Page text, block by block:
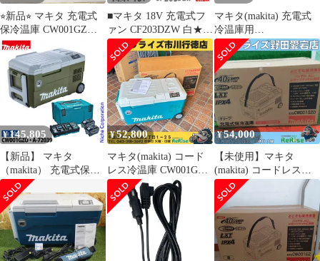
⭐︎新品⭐︎ マキタ 充電式
保冷温庫 CW001GZ青
40Vmax18V
■マキタ 18V 充電式フ
ァン CF203DZW 白★新
品 コードレス扇風機
マキタ(makita) 充電式
冷温庫用
CW180DZ/CW001GZ/C
W003GZ用 ACアダプタ
ー パワーコード付き
WL00000001
¥145,805
【新品】 マキタ
（makita） 充電式保冷
温庫 オリーブ＆パワー
ソースキットXGT6 セ
ット 40Vmax
CW001GZO A-72039
20L 純正
¥52,800
マキタ(makita) コード
レス冷温庫 CW001GZ
【未使用】【市川行徳
店】
¥54,000
【未使用】マキタ
(makita) コードレス冷
温庫 CW001GZO 【野
田愛宕店】